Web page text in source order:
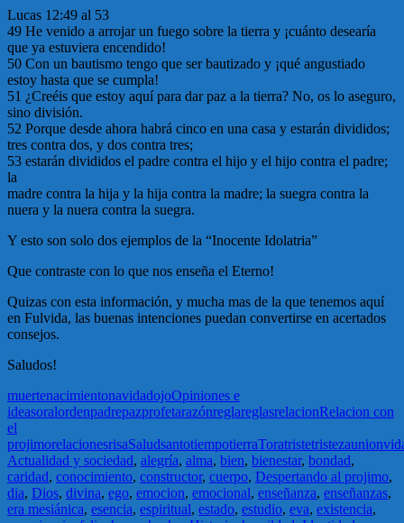
Lucas 12:49 al 53
49 He venido a arrojar un fuego sobre la tierra y ¡cuánto desearía
que ya estuviera encendido!
50 Con un bautismo tengo que ser bautizado y ¡qué angustiado
estoy hasta que se cumpla!
51 ¿Creéis que estoy aquí para dar paz a la tierra? No, os lo aseguro,
sino división.
52 Porque desde ahora habrá cinco en una casa y estarán divididos;
tres contra dos, y dos contra tres;
53 estarán divididos el padre contra el hijo y el hijo contra el padre;
la
madre contra la hija y la hija contra la madre; la suegra contra la
nuera y la nuera contra la suegra.
Y esto son solo dos ejemplos de la “Inocente Idolatria”
Que contraste con lo que nos enseña el Eterno!
Quizas con esta información, y mucha mas de la que tenemos aquí
en Fulvida, las buenas intenciones puedan convertirse en acertados
consejos.
Saludos!
muertenacimientonavidadojoOpiniones e
ideasoralordenpadrepazprofetarazónreglareglasrelacionRelacion con
el
projimorelacionesrisaSaludsantotiempotierraToratristetristezaunion
Actualidad y sociedad, alegría, alma, bien, bienestar, bondad,
caridad, conocimiento, constructor, cuerpo, Despertando al projimo,
dia, Dios, divina, ego, emocion, emocional, enseñanza, enseñanzas,
era mesiánica, esencia, espiritual, estado, estudio, eva, existencia,